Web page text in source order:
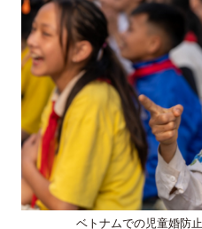
ベトナムでの児童婚防